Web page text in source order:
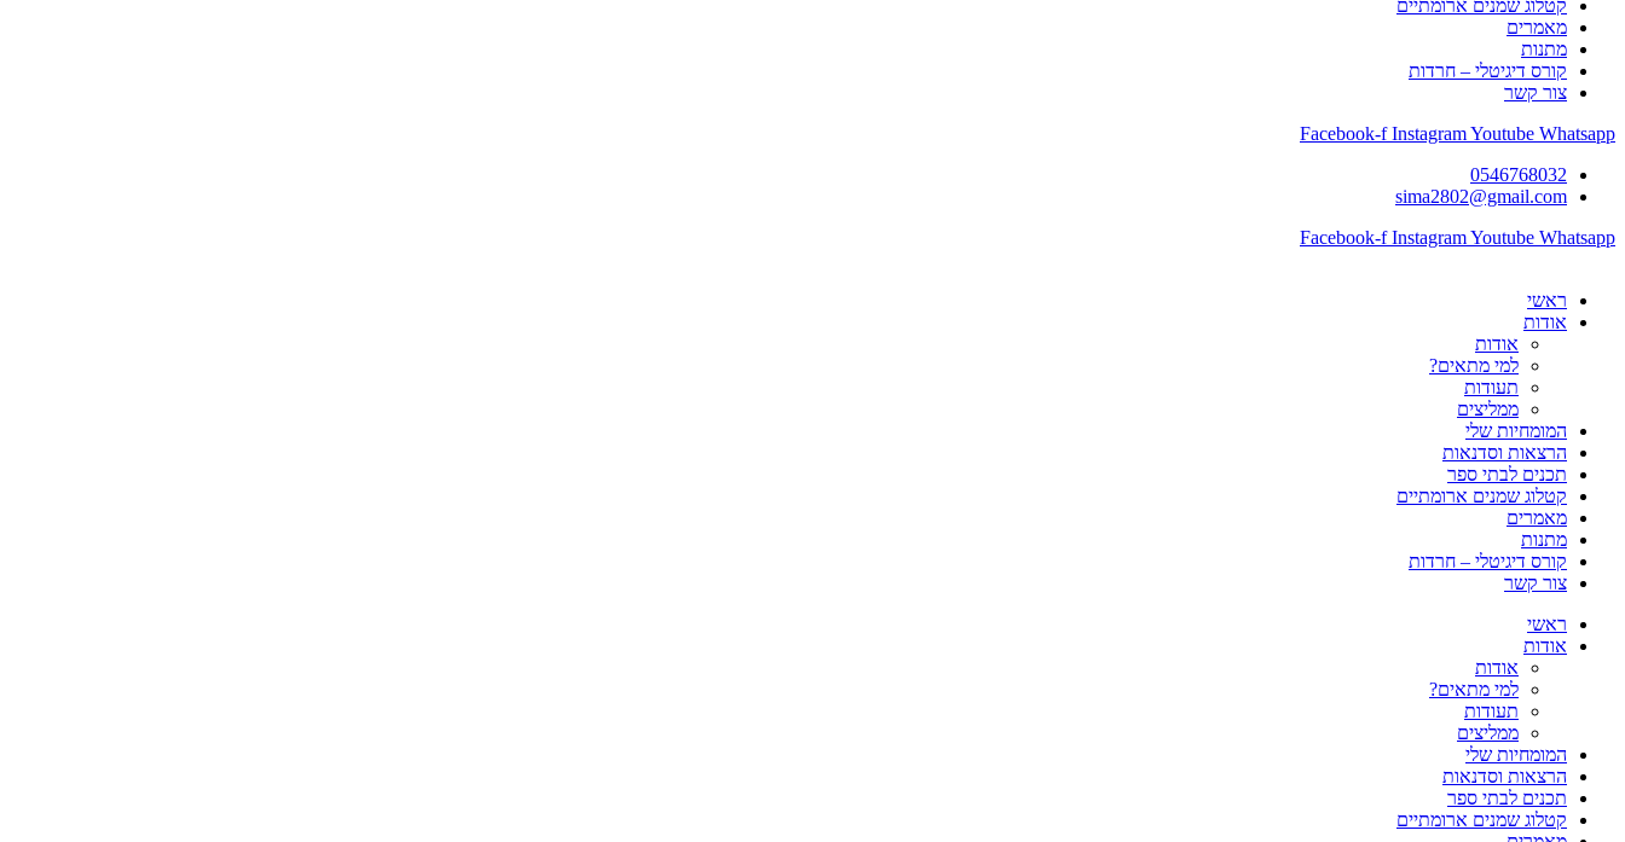
קטלוג שמנים ארומתיים
מאמרים
מתנות
קורס דיגיטלי – חרדות
צור קשר
Facebook-f InstagramYoutube Whatsapp
0546768032
sima2802@gmail.com
Facebook-f InstagramYoutube Whatsapp
ראשי
אודות
אודות
למי מתאים?
תעודות
ממליצים
המומחיות שלי
הרצאות וסדנאות
תכנים לבתי ספר
קטלוג שמנים ארומתיים
מאמרים
מתנות
קורס דיגיטלי – חרדות
צור קשר
ראשי
אודות
אודות
למי מתאים?
תעודות
ממליצים
המומחיות שלי
הרצאות וסדנאות
תכנים לבתי ספר
קטלוג שמנים ארומתיים